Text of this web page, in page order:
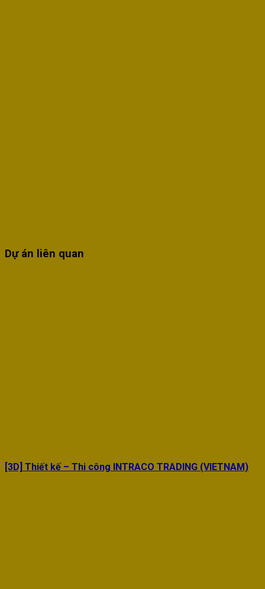
Dự án liên quan
[3D] Thiết kế – Thi công INTRACO TRADING (VIETNAM)